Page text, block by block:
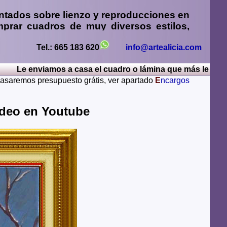
sobre lienzo y reproducciones en
cuadros de muy diversos estilos,
paisajes mendiante envío de fotos
Avila, Badajoz, Islas Baleares, Barcelona,
Santa Cruz de Tenerife, Segovia, Sevilla,
Zamora, Zaragoza.
Tel.: 665 183 620 info@artealicia.com
enviamos a casa el cuadro o lámina que más le guste,
presupuesto grátis, ver apartado Encargos
en Youtube